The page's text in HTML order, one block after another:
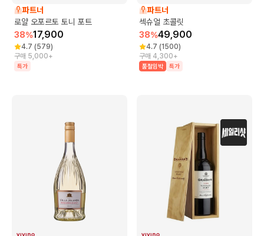
파트너
로얄 오포르토 토니 포트
38%17,900
4.7 (579)
구매 5,000+
특가
파트너
섹슈얼 초콜릿
38%49,900
4.7 (1500)
구매 4,300+
품절임박 특가